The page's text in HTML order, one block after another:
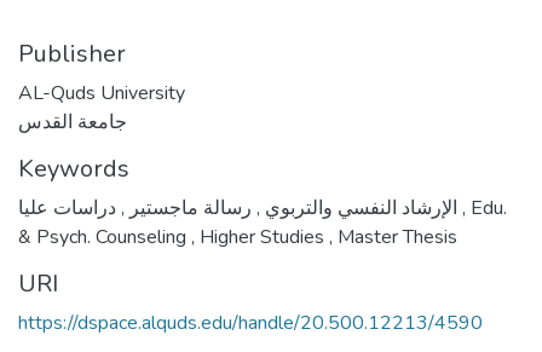
Publisher
AL-Quds University
جامعة القدس
Keywords
الإرشاد النفسي والتربوي , رسالة ماجستير , , Edu.
& Psych. Counseling , Higher Studies , Master Thesis
URI
https://dspace.alquds.edu/handle/20.500.12213/4590